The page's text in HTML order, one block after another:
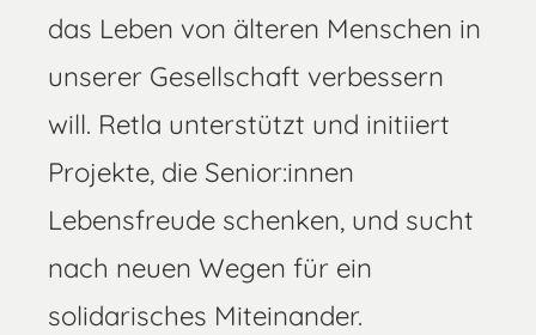
das Leben von älteren Menschen in
unserer Gesellschaft verbessern
will. Retla unterstützt und initiiert
Projekte, die Senior:innen
Lebensfreude schenken, und sucht
nach neuen Wegen für ein
solidarisches Miteinander.